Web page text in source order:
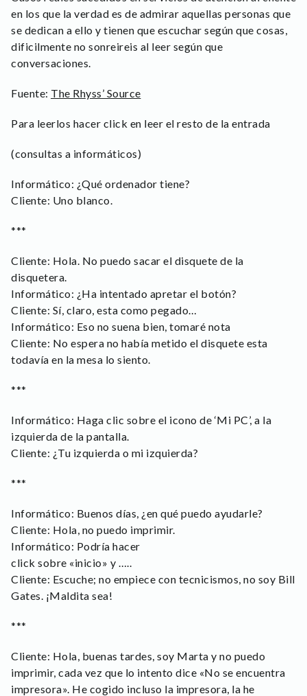
en los que la verdad es de admirar aquellas personas que
se dedican a ello y tienen que escuchar según que cosas,
dificilmente no sonreireis al leer según que
conversaciones.
Fuente: The Rhyss’ Source
Para leerlos hacer click en leer el resto de la entrada
(consultas a informáticos)
Informático: ¿Qué ordenador tiene?
Cliente: Uno blanco.
***
Cliente: Hola. No puedo sacar el disquete de la
disquetera.
Informático: ¿Ha intentado apretar el botón?
Cliente: Sí, claro, esta como pegado…
Informático: Eso no suena bien, tomaré nota
Cliente: No espera no había metido el disquete esta
todavía en la mesa lo siento.
***
Informático: Haga clic sobre el icono de ‘Mi PC’, a la
izquierda de la pantalla.
Cliente: ¿Tu izquierda o mi izquierda?
***
Informático: Buenos días, ¿en qué puedo ayudarle?
Cliente: Hola, no puedo imprimir.
Informático: Podría hacer
click sobre «inicio» y …..
Cliente: Escuche; no empiece con tecnicismos, no soy Bill
Gates. ¡Maldita sea!
***
Cliente: Hola, buenas tardes, soy Marta y no puedo
imprimir, cada vez que lo intento dice «No se encuentra
impresora». He cogido incluso la impresora, la he